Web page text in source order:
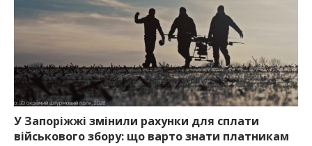
У Запоріжжі змінили рахунки для сплати
військового збору: що варто знати платникам